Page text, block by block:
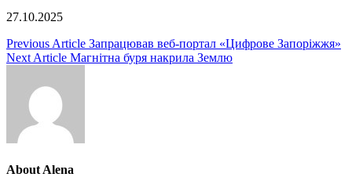
27.10.2025
Навигация
по
записям
Previous Article Запрацював веб-портал «Цифрове Запоріжжя»
Next Article Магнітна буря накрила Землю
About Alena